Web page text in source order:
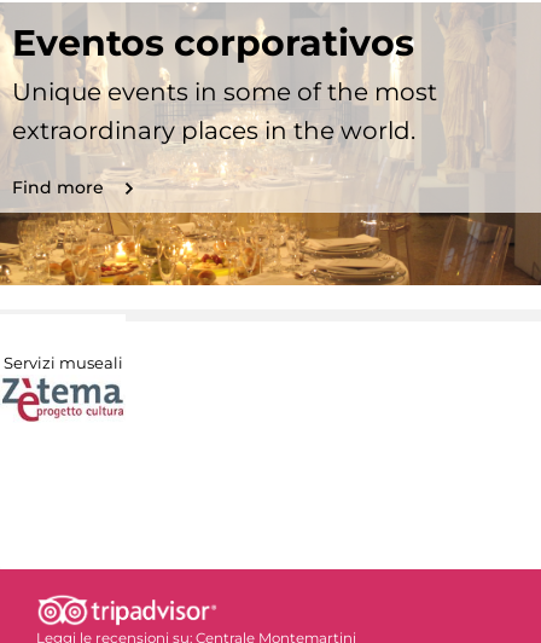
Eventos corporativos
Unique events in some of the most
extraordinary places in the world.
Find more
Servizi museali
Leggi le recensioni su: Centrale Montemartini